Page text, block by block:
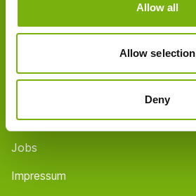
Allow all
Allow selection
Deny
Partner
FAQ
Jobs
Impressum